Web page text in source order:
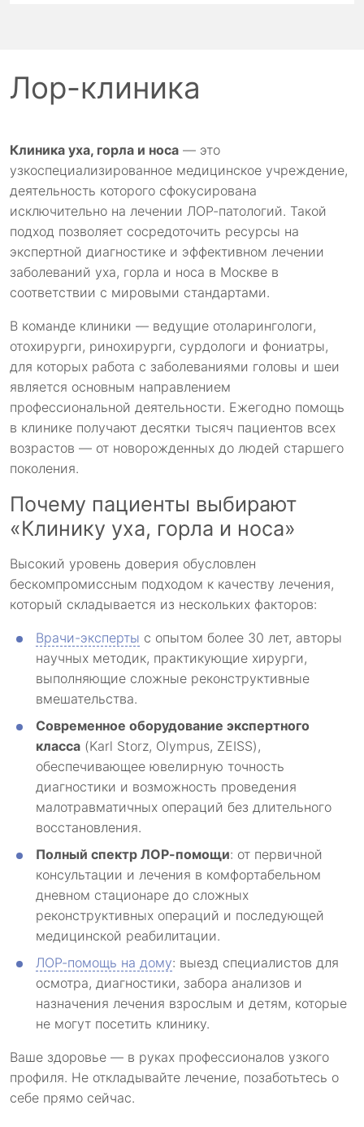
Лор-клиника
Клиника уха, горла и носа — это
узкоспециализированное медицинское учреждение,
деятельность которого сфокусирована
исключительно на лечении ЛОР-патологий. Такой
подход позволяет сосредоточить ресурсы на
экспертной диагностике и эффективном лечении
заболеваний уха, горла и носа в Москве в
соответствии с мировыми стандартами.
В команде клиники — ведущие отоларингологи,
отохирурги, ринохирурги, сурдологи и фониатры,
для которых работа с заболеваниями головы и шеи
является основным направлением
профессиональной деятельности. Ежегодно помощь
в клинике получают десятки тысяч пациентов всех
возрастов — от новорожденных до людей старшего
поколения.
Почему пациенты выбирают
«Клинику уха, горла и носа»
Высокий уровень доверия обусловлен
бескомпромиссным подходом к качеству лечения,
который складывается из нескольких факторов:
Врачи-эксперты с опытом более 30 лет, авторы
научных методик, практикующие хирурги,
выполняющие сложные реконструктивные
вмешательства.
Современное оборудование экспертного
класса (Karl Storz, Olympus, ZEISS),
обеспечивающее ювелирную точность
диагностики и возможность проведения
малотравматичных операций без длительного
восстановления.
Полный спектр ЛОР-помощи: от первичной
консультации и лечения в комфортабельном
дневном стационаре до сложных
реконструктивных операций и последующей
медицинской реабилитации.
ЛОР-помощь на дому: выезд специалистов для
осмотра, диагностики, забора анализов и
назначения лечения взрослым и детям, которые
не могут посетить клинику.
Ваше здоровье — в руках профессионалов узкого
профиля. Не откладывайте лечение, позаботьтесь о
себе прямо сейчас.